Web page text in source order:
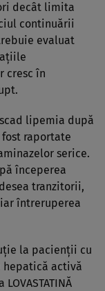
decât limita
continuării
trebuie evaluat
cresc în
lipemia după
fost raportate
serice.
începerea
tranzitorii,
întreruperea
la pacienţii cu
hepatică activă